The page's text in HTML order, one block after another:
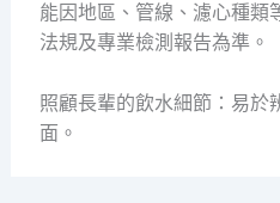
能因地區、管線、濾心種類
法規及專業檢測報告為準。
照顧長輩的飲水細節：易於
面。